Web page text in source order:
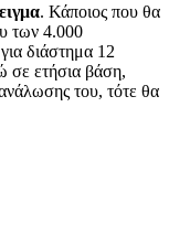
. Κάποιος που θα
των 4.000
διάστημα 12
σε ετήσια βάση,
του, τότε θα